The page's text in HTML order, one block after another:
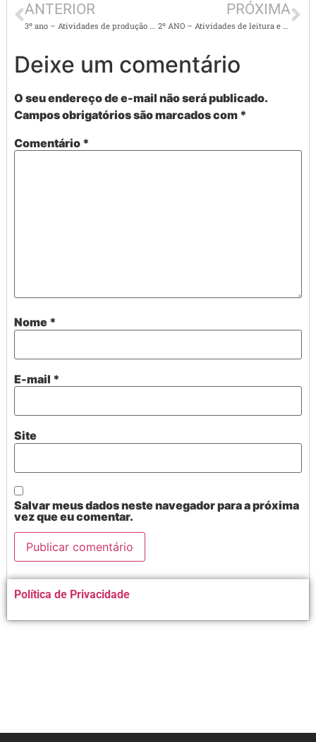
ANTERIOR
3º ano – Atividades de produção de texto
PRÓXIMA
2º ANO – Atividades de leitura e ortografia GUE e GUI
Deixe um comentário
O seu endereço de e-mail não será publicado.
Campos obrigatórios são marcados com *
Comentário *
Nome *
E-mail *
Site
Salvar meus dados neste navegador para a próxima
vez que eu comentar.
Alternative:
Política de Privacidade